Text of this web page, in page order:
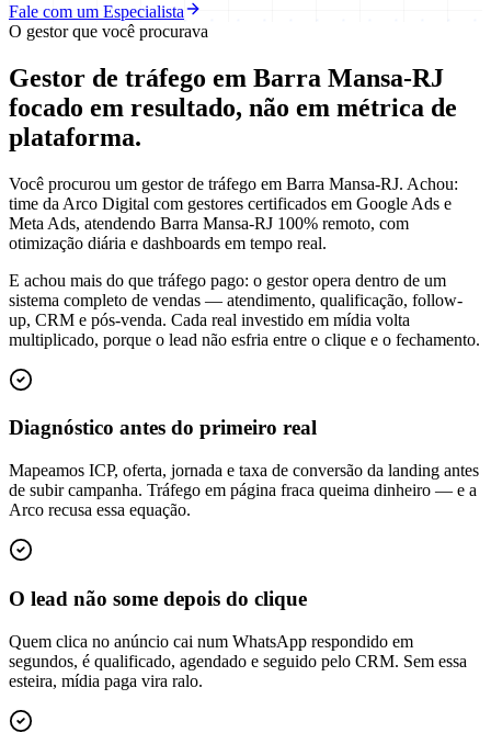
Fale com um Especialista
O gestor que você procurava
Gestor de tráfego em Barra Mansa-RJ
focado em resultado, não em métrica de
plataforma.
Você procurou um gestor de tráfego em Barra Mansa-RJ. Achou:
time da Arco Digital com gestores certificados em Google Ads e
Meta Ads, atendendo Barra Mansa-RJ 100% remoto, com
otimização diária e dashboards em tempo real.
E achou mais do que tráfego pago: o gestor opera dentro de um
sistema completo de vendas — atendimento, qualificação, follow-
up, CRM e pós-venda. Cada real investido em mídia volta
multiplicado, porque o lead não esfria entre o clique e o fechamento.
Diagnóstico antes do primeiro real
Mapeamos ICP, oferta, jornada e taxa de conversão da landing antes
de subir campanha. Tráfego em página fraca queima dinheiro — e a
Arco recusa essa equação.
O lead não some depois do clique
Quem clica no anúncio cai num WhatsApp respondido em
segundos, é qualificado, agendado e seguido pelo CRM. Sem essa
esteira, mídia paga vira ralo.